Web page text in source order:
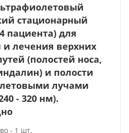
стационарный
пациента) для
лечения верхних
(полостей носа,
и полости
лучами
- 320 нм).
- 1 шт.